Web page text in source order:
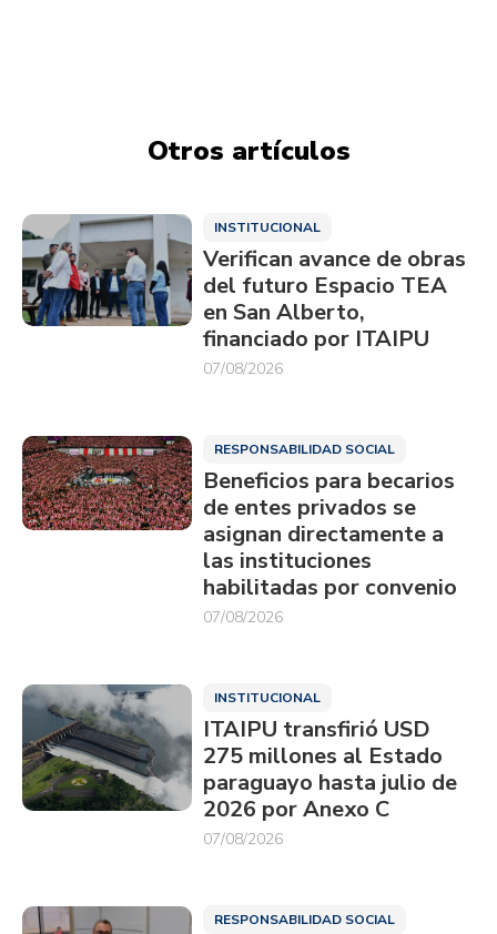
Otros artículos
INSTITUCIONAL
Verifican avance de obras
del futuro Espacio TEA
en San Alberto,
financiado por ITAIPU
07/08/2026
RESPONSABILIDAD SOCIAL
Beneficios para becarios
de entes privados se
asignan directamente a
las instituciones
habilitadas por convenio
07/08/2026
INSTITUCIONAL
ITAIPU transfirió USD
275 millones al Estado
paraguayo hasta julio de
2026 por Anexo C
07/08/2026
RESPONSABILIDAD SOCIAL